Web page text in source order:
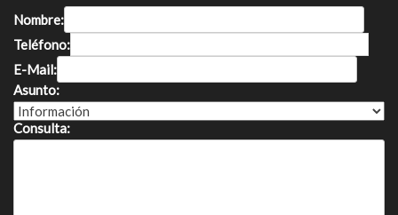
Nombre:
Teléfono:
E-Mail:
Asunto:
Consulta: